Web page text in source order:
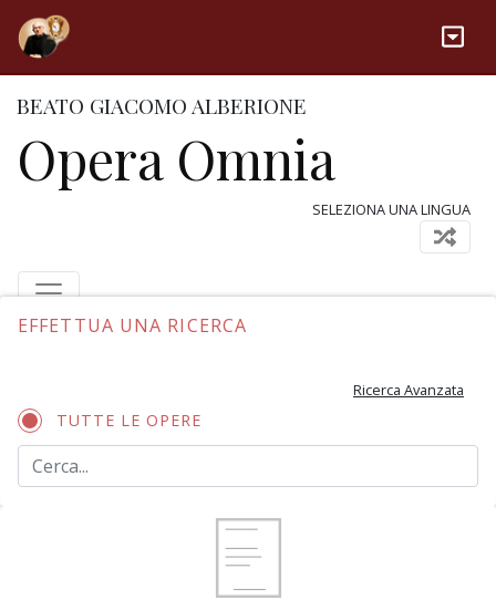
BEATO GIACOMO ALBERIONE
Opera Omnia
SELEZIONA UNA LINGUA
EFFETTUA UNA RICERCA
Ricerca Avanzata
TUTTE LE OPERE